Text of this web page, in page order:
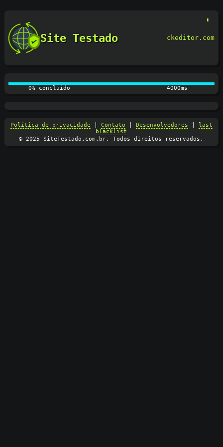
Site Testado ckeditor.com
0% concluído 4000ms
Política de privacidade Contato Desenvolvedores
last
blacklist
© 2025 SiteTestado.com.br. Todos direitos reservados.